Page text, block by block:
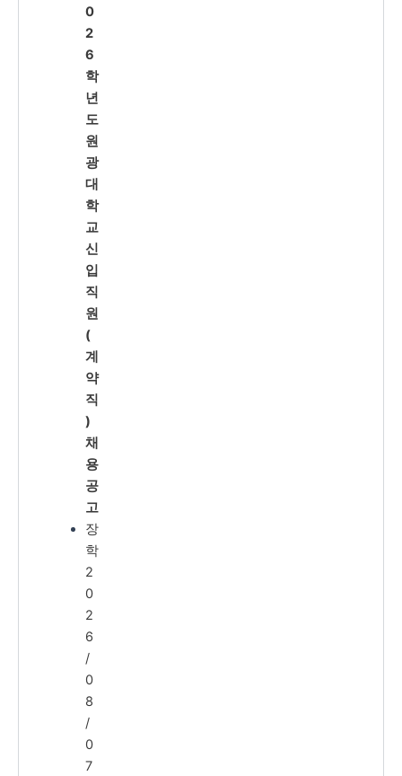
0
2
6
학
년
도
원
광
대
학
교
신
입
직
원
(
계
약
직
)
채
용
공
고
장
학
2
0
2
6
/
0
8
/
0
7